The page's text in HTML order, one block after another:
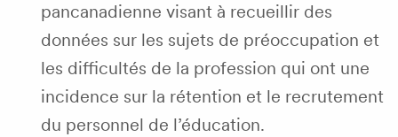
pancanadienne visant à recueillir des
données sur les sujets de préoccupation et
les difficultés de la profession qui ont une
incidence sur la rétention et le recrutement
du personnel de l’éducation.